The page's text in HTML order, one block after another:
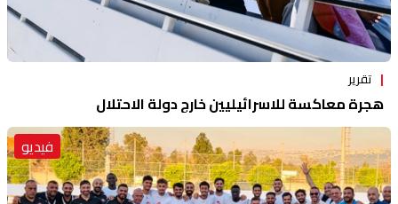
تقرير
هجرة معاكسة للاسرائيليين خارج دولة الاحتلال
فيديو